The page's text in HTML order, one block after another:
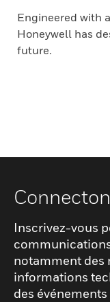
Engineered with
Honeywell has
future.
Inscrivez-vous
notamment des
informations
des